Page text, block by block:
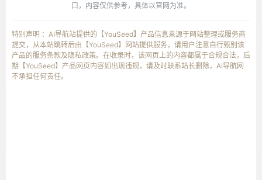
口，内容仅供参考，具体以官网为准。
特别声明 ：AI导航站提供的【YouSeed】产品信息来源于网站整理或服务商
提交，从本站跳转后由【YouSeed】网站提供服务，请用户注意自行甄别该
产品的服务条款及隐私政策。在收录时，该网页上的内容都属于合规合法，后
期【YouSeed】产品网页内容如出现违规，请及时联系站长删除，AI导航网
不承担任何责任。